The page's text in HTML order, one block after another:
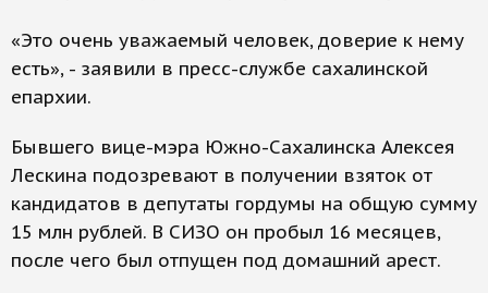
«Это очень уважаемый человек, доверие к нему
есть», - заявили в пресс-службе сахалинской
епархии.
Бывшего вице-мэра Южно-Сахалинска Алексея
Лескина подозревают в получении взяток от
кандидатов в депутаты гордумы на общую сумму
15 млн рублей. В СИЗО он пробыл 16 месяцев,
после чего был отпущен под домашний арест.